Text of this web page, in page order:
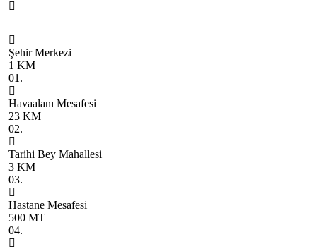
Şehir Merkezi
1 KM
01.
Havaalanı Mesafesi
23 KM
02.
Tarihi Bey Mahallesi
3 KM
03.
Hastane Mesafesi
500 MT
04.